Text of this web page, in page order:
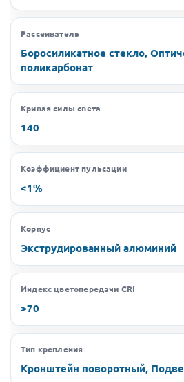
Рассеиватель
Боросиликатное стекло,
поликарбонат
Кривая силы света
140
Коэффициент пульсации
<1%
Корпус
Экструдированный алюминий
Индекс цветопередачи CRI
>70
Тип крепления
Кронштейн поворотный,